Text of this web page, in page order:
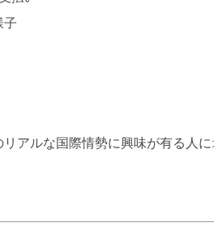
子
リアルな国際情勢に興味が有る人に